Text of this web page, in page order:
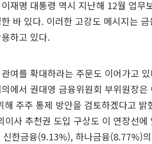
재명 대통령 역시 지난해 12월 업무
바 있다. 이러한 고강도 메시지는
하고 있다.
여를 확대하라는 주문도 이어가고 있
에서 권대영 금융위원회 부위원장은
해 주주 통제 방안을 검토하겠다고 밝
사 추천권 도입 구상도 이 연장선에
한금융(9.13%), 하나금융(8.77%)